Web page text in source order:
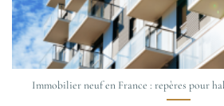
Immobilier neuf en France : repères pour